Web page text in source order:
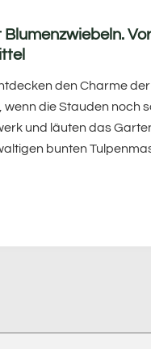
den Charme der
die Stauden noch
und läuten das
bunten